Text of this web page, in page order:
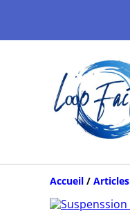
Accueil / Articles